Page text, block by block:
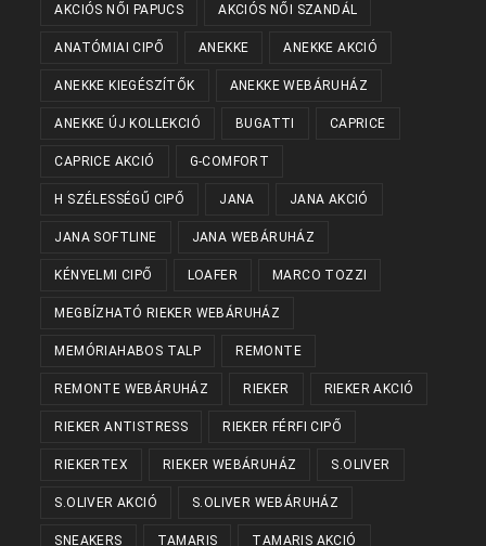
AKCIÓS NŐI PAPUCS AKCIÓS NŐI SZANDÁL
ANATÓMIAI CIPŐ ANEKKE ANEKKE AKCIÓ
ANEKKE KIEGÉSZÍTŐK ANEKKE WEBÁRUHÁZ
ANEKKE ÚJ KOLLEKCIÓ BUGATTI CAPRICE
CAPRICE AKCIÓ G-COMFORT
H SZÉLESSÉGŰ CIPŐ JANA JANA AKCIÓ
JANA SOFTLINE JANA WEBÁRUHÁZ
KÉNYELMI CIPŐ LOAFER MARCO TOZZI
MEGBÍZHATÓ RIEKER WEBÁRUHÁZ
MEMÓRIAHABOS TALP REMONTE
REMONTE WEBÁRUHÁZ RIEKER RIEKER AKCIÓ
RIEKER ANTISTRESS RIEKER FÉRFI CIPŐ
RIEKERTEX RIEKER WEBÁRUHÁZ S.OLIVER
S.OLIVER AKCIÓ S.OLIVER WEBÁRUHÁZ
SNEAKERS TAMARIS TAMARIS AKCIÓ